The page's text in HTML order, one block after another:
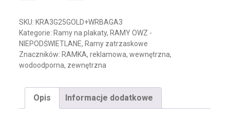
SKU: KRA3G25GOLD+WRBAGA3
Kategorie: Ramy na plakaty, RAMY OWZ -
NIEPODŚWIETLANE, Ramy zatrzaskowe
Znaczników: RAMKA,reklamowa,wewnętrzna,
wodoodporna, zewnętrzna
Opis Informacje dodatkowe